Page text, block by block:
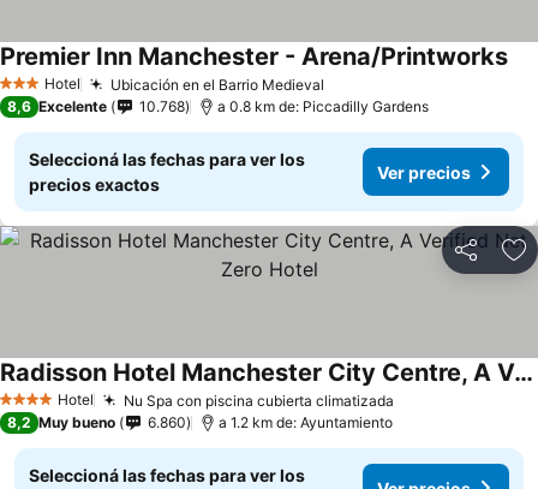
3 Estrellas
Hotel Ubicación en el Barrio Medieval
Premier Inn Manchester - Arena/Printworks
8,6 Excelente 10.768 a 0.8 km de: Piccadilly Gardens
Seleccioná las fechas para ver los
precios exactos
Ver precios
Compartir
4 EstrellasHotel Nu Spa con piscina cubierta climatizada
Radisson Hotel Manchester City Centre, A Verified Net Zero Hotel
8,2 Muy bueno 6.860 a 1.2 km de: Ayuntamiento
Seleccioná las fechas para ver los